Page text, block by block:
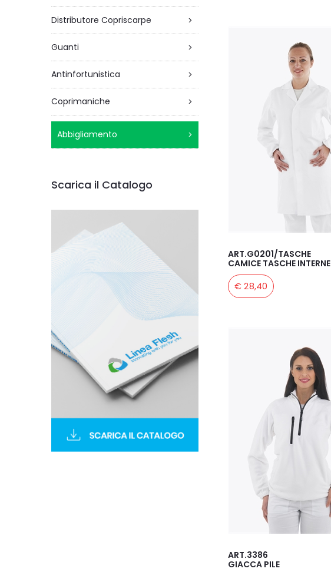
ART.G0201/TASCHE
CAMICE TASCHE INTERNE
€ 28,40
ART.3386
GIACCA PILE
Distributore Copriscarpe >
Guanti >
Antinfortunistica >
Coprimaniche >
Abbigliamento >
Scarica il Catalogo